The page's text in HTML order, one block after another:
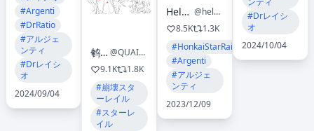
#Argenti
#DrRatio
#アルジェ
ンティ
#Drレイシ
オ
2024/09/04
鹌鹑🌸
@QUAIL_ZOZ03
9.1K
1.8K
#崩壊スタ
ーレイル
#スターレ
イル
Helen Zhao
@helen_zzhao
8.5K
1.3K
#HonkaiStarRail
#Argenti
#アルジェ
ンティ
2023/12/09
#Drレイシ
オ
2024/10/04